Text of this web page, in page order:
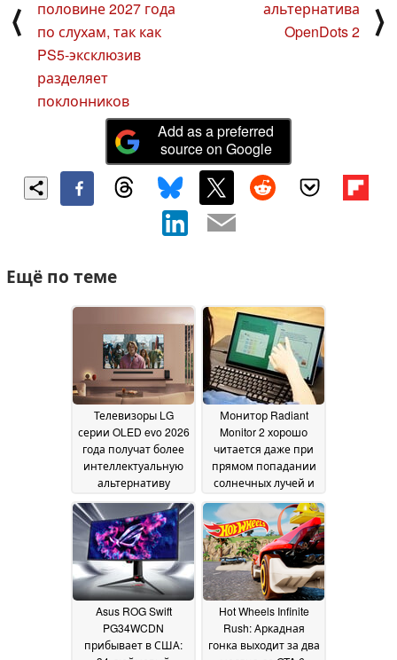
⟨
половине 2027 года
по слухам, так как
PS5-эксклюзив
разделяет
поклонников
альтернатива
OpenDots 2
⟩
Add as a preferred
source on Google
Ещё по теме
Телевизоры LG
серии OLED evo 2026
года получат более
интеллектуальную
альтернативу
Mode22 July 2026
Монитор Radiant
Monitor 2 хорошо
читается даже при
прямом попадании
солнечных лучей и
ватта20 June 2026
Asus ROG Swift
PG34WCDN
прибывает в США:
Hot Wheels Infinite
Rush: Аркадная
гонка выходит за два